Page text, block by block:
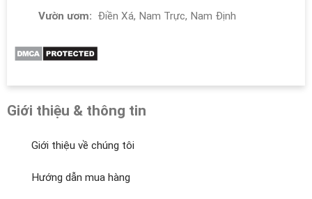
Vườn ươm: Điền Xá, Nam Trực, Nam Định
Giới thiệu & thông tin
Giới thiệu về chúng tôi
Hướng dẫn mua hàng